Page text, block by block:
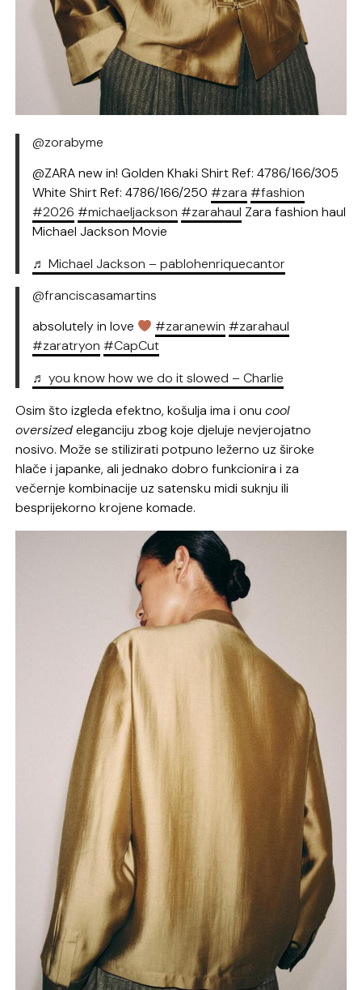
@zorabyme
@ZARA new in! Golden Khaki Shirt Ref: 4786/166/305
White Shirt Ref: 4786/166/250#zara #fashion
#2026 #michaeljackson #zarahaul Zara fashion haul
Michael Jackson Movie
♬ Michael Jackson – pablohenriquecantor
@franciscasamartins
absolutely in love
#zaranewin #zarahaul
#zaratryon #CapCut
♬ you know how we do it slowed – Charlie
Osim što izgleda efektno, košulja ima i onucool
oversizedeleganciju zbog koje djeluje nevjerojatno
nosivo. Može se stilizirati potpuno ležerno uz široke
hlače i japanke, ali jednako dobro funkcionira i za
večernje kombinacije uz satensku midi suknju ili
besprijekorno krojene komade.